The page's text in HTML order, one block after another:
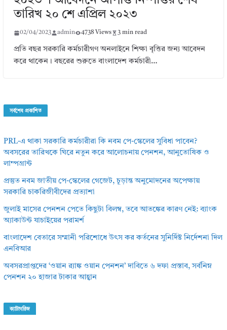
তারিখ ২০ শে এপ্রিল ২০২৩
02/04/2023 admin 4738 Views 3 min read
প্রতি বছর সরকারি কর্মচারীগণ অনলাইনে শিক্ষা বৃত্তির জন্য আবেদন
করে থাকেন। বছরের শুরুতে বাংলাদেশ কর্মচারী…
সর্বশেষ প্রকাশিত
PRL-এ থাকা সরকারি কর্মচারীরা কি নবম পে-স্কেলের সুবিধা পাবেন?
অবসরের তারিখকে ঘিরে নতুন করে আলোচনায় পেনশন, আনুতোষিক ও
লাম্পগ্রান্ট
প্রস্তুত নবম জাতীয় পে-স্কেলের গেজেট, চূড়ান্ত অনুমোদনের অপেক্ষায়
সরকারি চাকরিজীবীদের প্রত্যাশা
জুলাই মাসের পেনশন পেতে কিছুটা বিলম্ব, তবে আতঙ্কের কারণ নেই: ব্যাংক
অ্যাকাউন্ট যাচাইয়ের পরামর্শ
বাংলাদেশ বেতারে সম্মানী পরিশোধে উৎস কর কর্তনের সুনির্দিষ্ট নির্দেশনা দিল
এনবিআর
অবসরপ্রাপ্তদের ‘ওয়ান র‌্যাঙ্ক ওয়ান পেনশন’ দাবিতে ৬ দফা প্রস্তাব, সর্বনিম্ন
পেনশন ২০ হাজার টাকার আহ্বান
ক্যাটাগরিজ